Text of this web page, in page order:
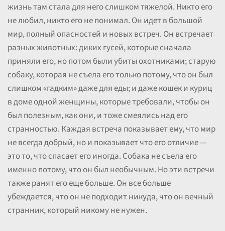
жизнь там стала для него слишком тяжелой. Никто его
не любил, никто его не понимал. Он идет в большой
мир, полный опасностей и новых встреч. Он встречает
разных животных: диких гусей, которые сначала
приняли его, но потом были убиты охотниками; старую
собаку, которая не съела его только потому, что он был
слишком «гадким» даже для еды; и даже кошек и куриц
в доме одной женщины, которые требовали, чтобы он
был полезным, как они, и тоже смеялись над его
странностью. Каждая встреча показывает ему, что мир
не всегда добрый, но и показывает что его отличие —
это то, что спасает его иногда. Собака не съела его
именно потому, что он был необычным. Но эти встречи
также ранят его еще больше. Он все больше
убеждается, что он не подходит никуда, что он вечный
странник, который никому не нужен.